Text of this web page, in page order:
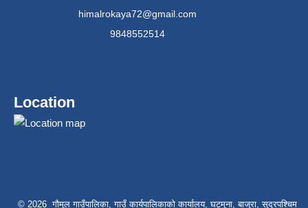
himalrokaya72@gmail.com
9848552514
Location
© 2026 गौमुल गाउँपालिका, गाउँ कार्यपालिकाको कार्यालय, घट्मुना, बाजुरा, सुदूरपश्चिम